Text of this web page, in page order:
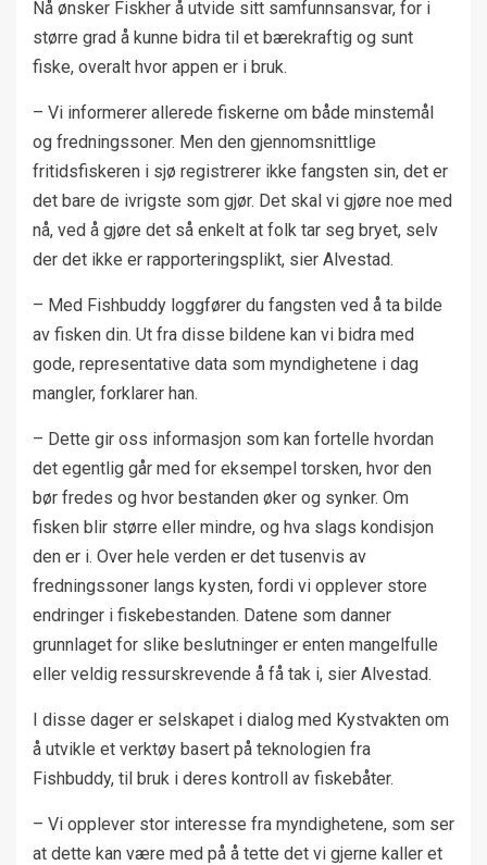
Nå ønsker Fiskher å utvide sitt samfunnsansvar, for i
større grad å kunne bidra til et bærekraftig og sunt
fiske, overalt hvor appen er i bruk.
– Vi informerer allerede fiskerne om både minstemål
og fredningssoner. Men den gjennomsnittlige
fritidsfiskeren i sjø registrerer ikke fangsten sin, det er
det bare de ivrigste som gjør. Det skal vi gjøre noe med
nå, ved å gjøre det så enkelt at folk tar seg bryet, selv
der det ikke er rapporteringsplikt, sier Alvestad.
– Med Fishbuddy loggfører du fangsten ved å ta bilde
av fisken din. Ut fra disse bildene kan vi bidra med
gode, representative data som myndighetene i dag
mangler, forklarer han.
– Dette gir oss informasjon som kan fortelle hvordan
det egentlig går med for eksempel torsken, hvor den
bør fredes og hvor bestanden øker og synker. Om
fisken blir større eller mindre, og hva slags kondisjon
den er i. Over hele verden er det tusenvis av
fredningssoner langs kysten, fordi vi opplever store
endringer i fiskebestanden. Datene som danner
grunnlaget for slike beslutninger er enten mangelfulle
eller veldig ressurskrevende å få tak i, sier Alvestad.
I disse dager er selskapet i dialog med Kystvakten om
å utvikle et verktøy basert på teknologien fra
Fishbuddy, til bruk i deres kontroll av fiskebåter.
– Vi opplever stor interesse fra myndighetene, som ser
at dette kan være med på å tette det vi gjerne kaller et